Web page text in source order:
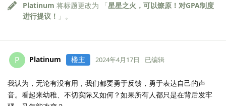
Platinum 将标题更改为 「星星之火，可以燎原！对GPA制度
进行提议！ 」。
P Platinum 楼主 2024年4月17日 已编辑
我认为，无论有没有用，我们都要勇于反馈，勇于表达自己的声
音。看起来幼稚、不切实际又如何？如果所有人都只是在背后发牢